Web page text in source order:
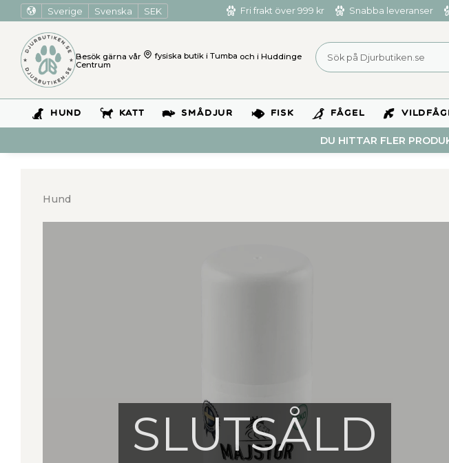
Sverige Svenska SEK Fri frakt över 999 kr Snabba leveranser
Besök gärna vår fysiska butik i Tumba och i Huddinge
Centrum
HUND KATT SMÅDJUR FISK FÅGEL
DU HITTAR FLER
Hund
SLUTSÅLD